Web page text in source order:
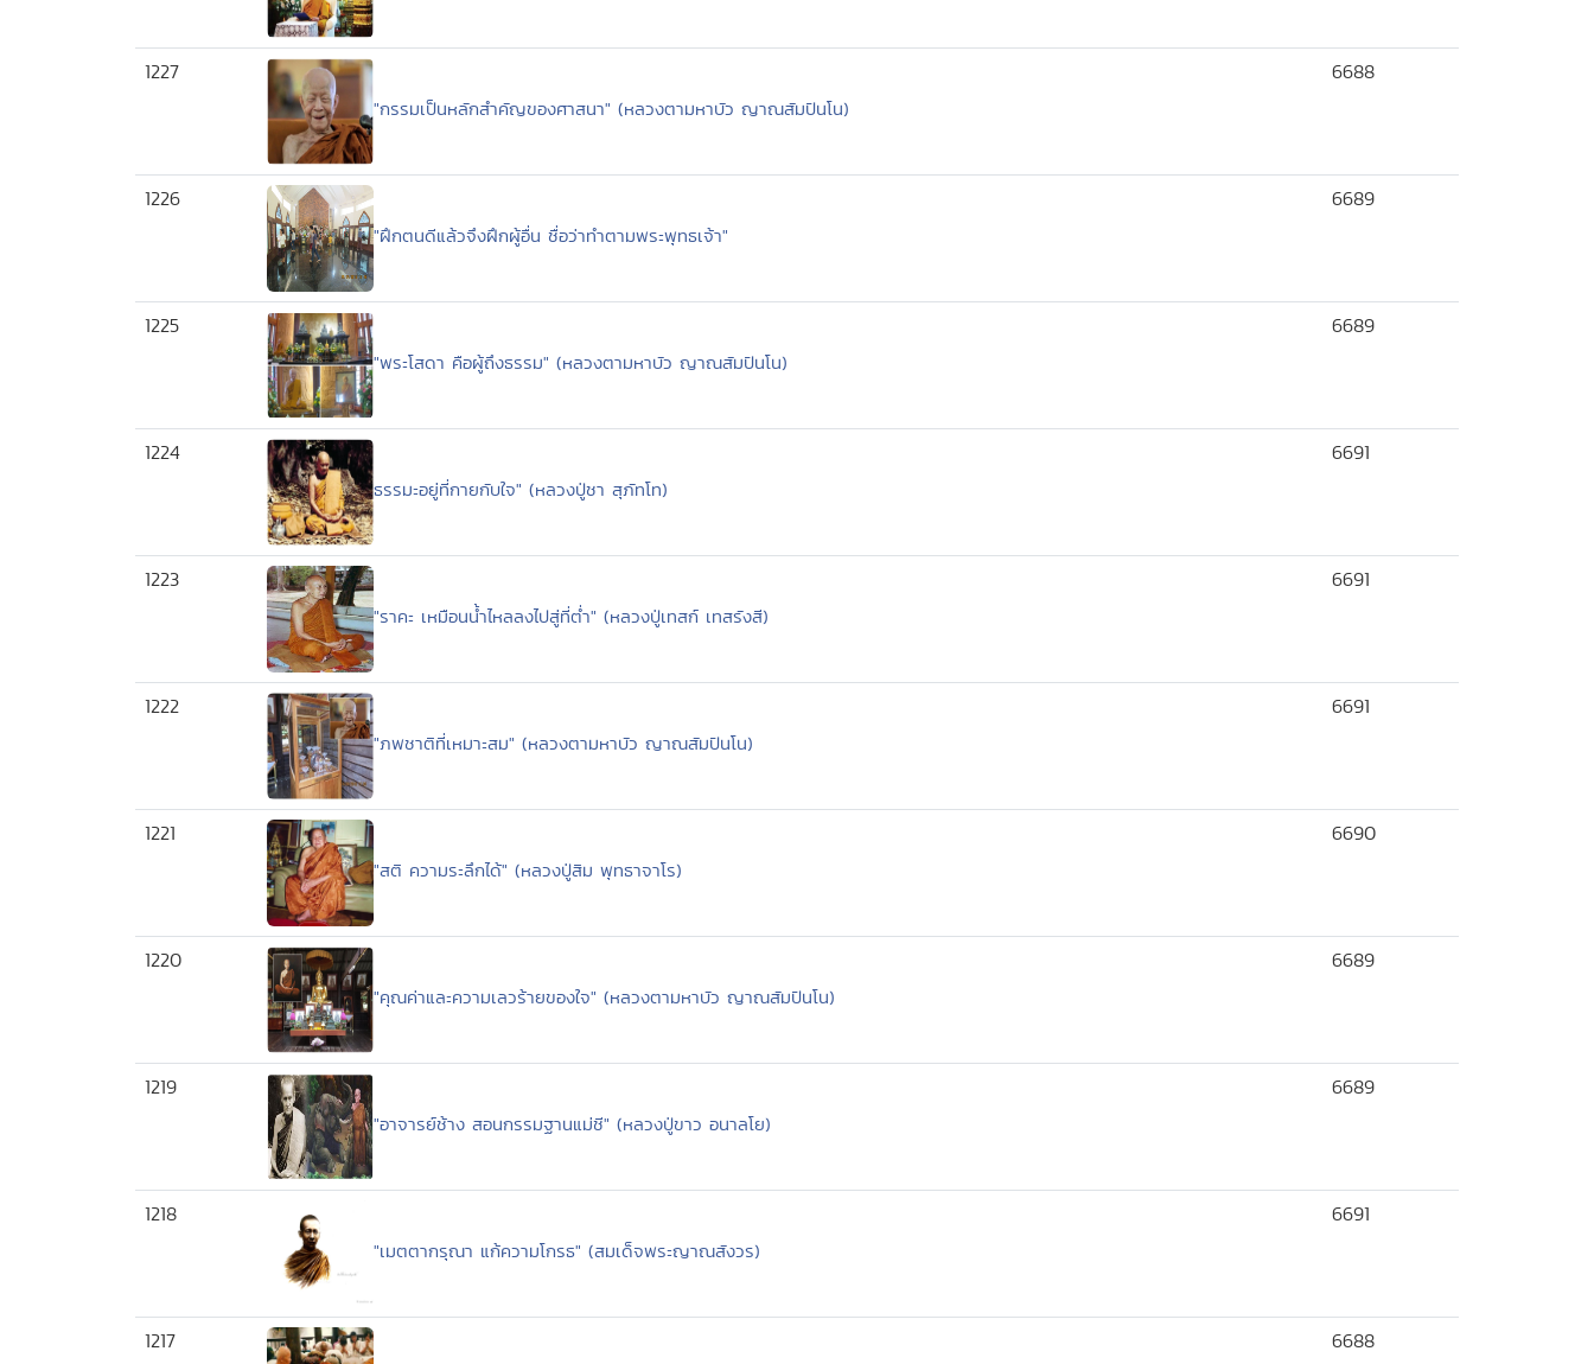
1227
"กรรมเป็นหลักสำคัญของศาสนา" (หลวงตามหาบัว ญาณสัมปันโน)
6688
1226
"ฝึกตนดีแล้วจึงฝึกผู้อื่น ชื่อว่าทำตามพระพุทธเจ้า"
6689
1225
"พระโสดา คือผู้ถึงธรรม" (หลวงตามหาบัว ญาณสัมปันโน)
6689
1224
ธรรมะอยู่ที่กายกับใจ" (หลวงปู่ชา สุภัทโท)
6691
1223
"ราคะ เหมือนน้ำไหลลงไปสู่ที่ต่ำ" (หลวงปู่เทสก์ เทสรังสี)
6691
1222
"ภพชาติที่เหมาะสม" (หลวงตามหาบัว ญาณสัมปันโน)
6691
1221
"สติ ความระลึกได้" (หลวงปู่สิม พุทธาจาโร)
6690
1220
"คุณค่าและความเลวร้ายของใจ" (หลวงตามหาบัว ญาณสัมปันโน)
6689
1219
"อาจารย์ช้าง สอนกรรมฐานแม่ชี" (หลวงปู่ขาว อนาลโย)
6689
1218
"เมตตากรุณา แก้ความโกรธ" (สมเด็จพระญาณสังวร)
6691
1217 6688